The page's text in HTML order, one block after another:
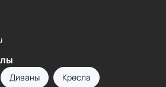
Диваны Кресла